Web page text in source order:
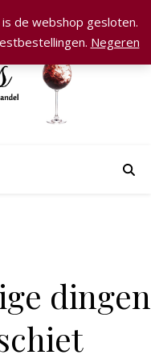
dingen
de webshop gesloten.
Negeren